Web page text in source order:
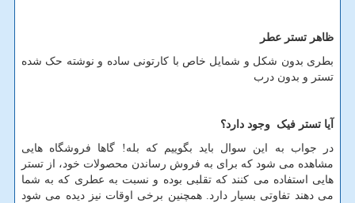
ظاهر تستر عطر
بطری بدون شکل و شمایل خاص با کارتونی ساده و نوشته حک شده
تستر و بدون درب
آیا تستر فیک وجود دارد؟
در جواب به این سوال باید بگوییم که بله! گاها فروشگاه هایی
مشاهده می شود که برای به فروش رساندن محصولات خود، از تستر
هایی استفاده می کنند که تقلبی بوده و نسبت به عطری که به شما
می دهند تفاوتی بسیار دارد. همچنین برخی اوقات نیز دیده می شود